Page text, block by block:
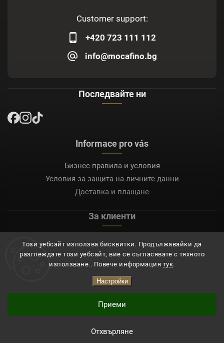
Този уебсайт използва бисквитки. Продължавайки да
разглеждате този уебсайт, вие се съгласявате с тяхното
използване.. Повече информация тук.
Настройки
Отхвърляне
Приеми
Customer support:
+420 723 111 112
info@mocafino.bg
Последвайте ни
Informace pro vás
Бизнес правила и условия
Условия за защита на личните данни
Доставка и плащане
За клиенти
Регистрация
Вход
Mocafino.bg. Всички права запазени.